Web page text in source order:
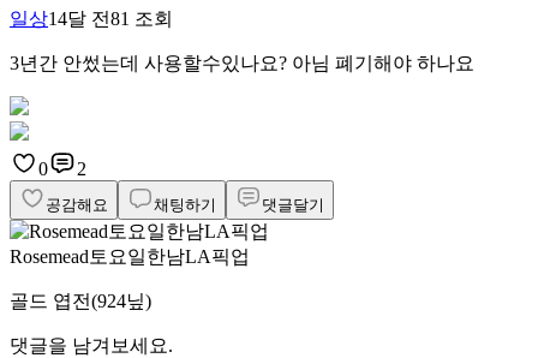
일상14달 전81 조회
3년간 안썼는데 사용할수있나요? 아님 폐기해야 하나요
0 2
공감해요 채팅하기 댓글달기
Rosemead토요일한남LA픽업
골드 엽전(924닢)
댓글을 남겨보세요.